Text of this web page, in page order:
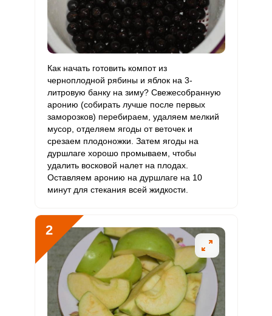
Витамин
В12
0 3 мкг 0
Витамин
С
75 мкг 90 мкг
Витамин
D
10 мкг
Витамин
E
Биотин 8.4 мг 50 мг 0.9
Витамин
3 мг 20 мг
Калий 1317 мг 2500 мг 17.6
Кальций 186 мг 1000 мг 1
Как начать готовить компот из
черноплодной рябины и яблок на 3-
литровую банку на зиму? Свежесобранную
аронию (собирать лучше после первых
заморозков) перебираем, удаляем мелкий
мусор, отделяем ягоды от веточек и
срезаем плодоножки. Затем ягоды на
дуршлаге хорошо промываем, чтобы
удалить восковой налет на плодах.
Оставляем аронию на дуршлаге на 10
минут для стекания всей жидкости.
2